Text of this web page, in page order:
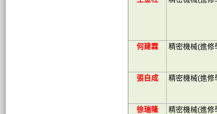
何建霖 精密機械(進修
張自成 精密機械(進修
徐瑞隆 精密機械(進修